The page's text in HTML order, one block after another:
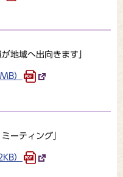
地域へ出向きます」
）
ーティング」
）